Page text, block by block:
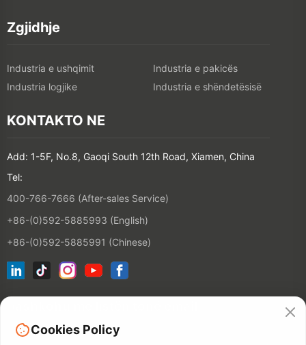
Zgjidhje
Industria e ushqimit
Industria e pakicës
Industria logjike
Industria e shëndetësisë
KONTAKTO NE
Add: 1-5F, No.8, Gaoqi South 12th Road, Xiamen, China
Tel:
400-766-7666 (After-sales Service)
+86-(0)592-5885993 (English)
+86-(0)592-5885991 (Chinese)
Cookies Policy